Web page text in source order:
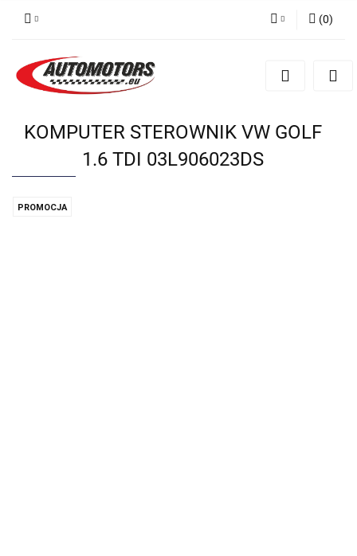
Zarejestruj się
(0)
KOMPUTER STEROWNIK VW GOLF
1.6 TDI 03L906023DS
PROMOCJA